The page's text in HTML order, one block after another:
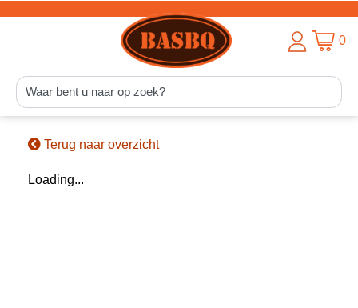
0
Terug naar overzicht
Loading...